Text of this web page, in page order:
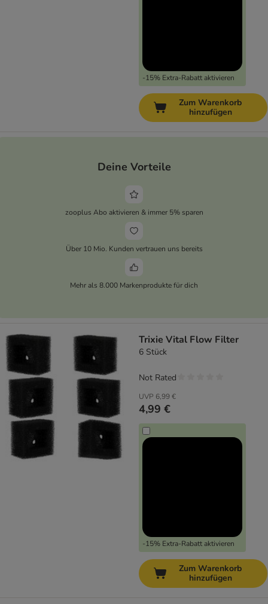
-15% Extra-Rabatt aktivieren
Zum Warenkorb
hinzufügen
Deine Vorteile
zooplus Abo aktivieren & immer 5% sparen
Über 10 Mio. Kunden vertrauen uns bereits
Mehr als 8.000 Markenprodukte für dich
Trixie Vital Flow Filter
6 Stück
UVP 6,99 €
4,99 €
-15% Extra-Rabatt aktivieren
Not Rated
Zum Warenkorb
hinzufügen